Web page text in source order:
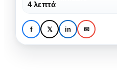
ΟΑΣΘ το
Από την
την
Eλίνα
Τουκουσμπαλίδου
4 λεπτά
f 𝕏 in ✉